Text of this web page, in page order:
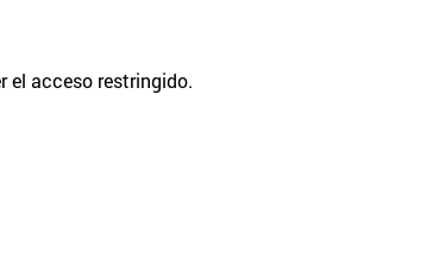
el acceso restringido.